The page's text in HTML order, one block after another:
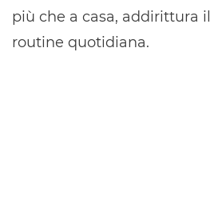
più che a casa, addirittura
routine quotidiana.